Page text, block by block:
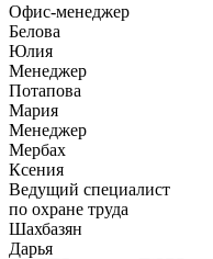
Офис-менеджер
Белова
Юлия
Менеджер
Потапова
Мария
Менеджер
Мербах
Ксения
Ведущий специалист
по охране труда
Шахбазян
Дарья